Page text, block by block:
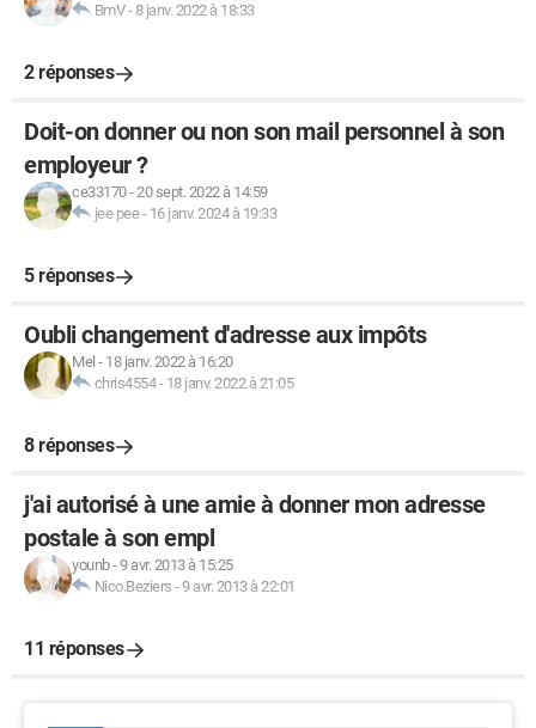
BmV- 8 janv. 2022 à 18:33
2 réponses
Doit-on donner ou non son mail personnel à son
employeur ?
ce33170-20 sept. 2022 à 14:59
jee pee- 16 janv. 2024 à 19:33
5 réponses
Oubli changement d'adresse aux impôts
Mel - 18 janv. 2022 à 16:20
chris4554- 18 janv. 2022 à 21:05
8 réponses
j'ai autorisé à une amie à donner mon adresse
postale à son empl
younb-9 avr. 2013 à 15:25
Nico.Beziers -9 avr. 2013 à 22:01
11 réponses